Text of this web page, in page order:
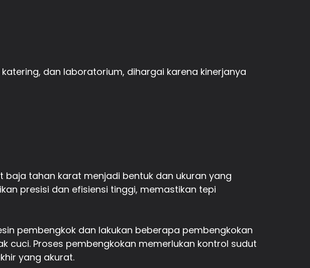
dan laboratorium, dihargai karena kinerjanya
tahan karat menjadi bentuk dan ukuran yang
presisi dan efisiensi tinggi, memastikan tepi
pembengkok dan lakukan beberapa pembengkokan
cuci. Proses pembengkokan memerlukan kontrol sudut
yang akurat.